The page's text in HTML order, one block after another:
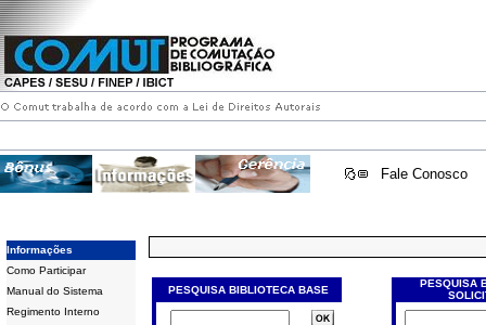
Fale Conosco
Informações
Como Participar
Manual do Sistema
Regimento Interno
PESQUISA BIBLIOTECA BASE
PESQUISA